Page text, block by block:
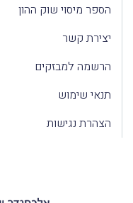
הספר מיסוי שוק ההון
יצירת קשר
הרשמה למבזקים
תנאי שימוש
הצהרת נגישות